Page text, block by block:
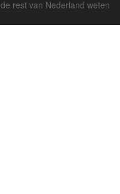
rest van Nederland weten